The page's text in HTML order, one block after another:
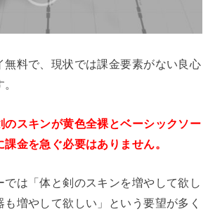
無料で、現状では課金要素がない良心
のスキンが黄色全裸とベーシックソー
課金を急ぐ必要はありません。
では「体と剣のスキンを増やして欲し
も増やして欲しい」という要望が多く